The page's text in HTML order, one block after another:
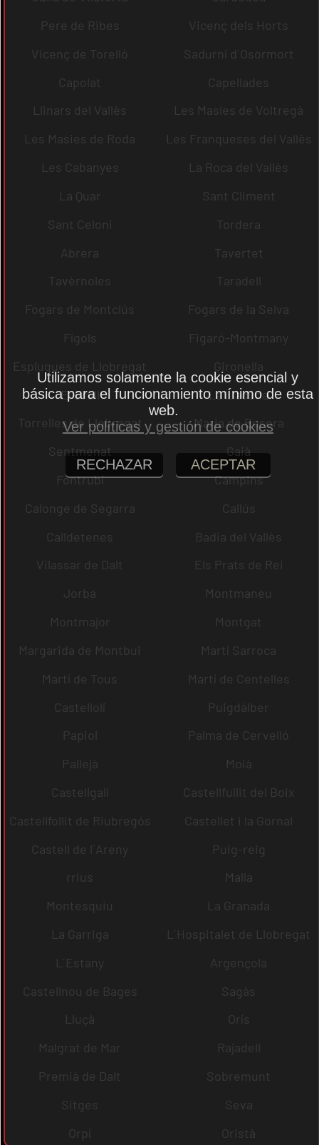
Pere de Ribes
Vicenç dels Horts
Vicenç de Torelló
Sadurní d´Osormort
Capolat
Capellades
Llinars del Vallès
Les Masíes de Voltregà
Les Masies de Roda
Les Franqueses del Vallès
Les Cabanyes
La Roca del Vallès
La Quar
Sant Climent
Sant Celoni
Tordera
Abrera
Tavertet
Tavèrnoles
Taradell
Fogars de Montclús
Fogars de la Selva
Fígols
Figaró-Montmany
Esplugues de Llobregat
Gironella
El Brull
La Llacuna
Torrelles de Llobregat
Maria de Besora
Sentmenat
Gaià
Fontrubí
Campins
Calonge de Segarra
Callús
Calldetenes
Badia del Vallès
Vilassar de Dalt
Els Prats de Rei
Jorba
Montmaneu
Montmajor
Montgat
Margarida de Montbui
Martí Sarroca
Martí de Tous
Martí de Centelles
Castellolí
Puigdàlber
Papiol
Palma de Cervelló
Pallejà
Moià
Castellgalí
Castellfullit del Boix
Castellfollit de Riubregós
Castellet i la Gornal
Castell de l´Areny
Puig-reig
rrius
Malla
Montesquiu
La Granada
La Garriga
L´Hospitalet de Llobregat
L´Estany
Argençola
Castellnou de Bages
Sagàs
Lluçà
Orís
Malgrat de Mar
Rajadell
Premià de Dalt
Sobremunt
Sitges
Seva
Orpí
Oristà
Utilizamos solamente la cookie esencial y
básica para el funcionamiento mínimo de esta
web.
Ver políticas y gestión de cookies
RECHAZAR ACEPTAR